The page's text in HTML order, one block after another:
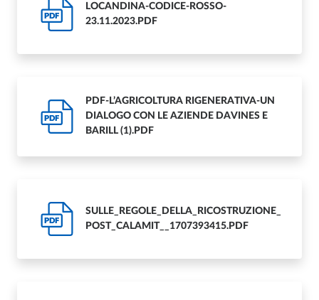
PDF
LOCANDINA-CODICE-ROSSO-
23.11.2023.PDF
PDF
PDF-L’AGRICOLTURA RIGENERATIVA-UN
DIALOGO CON LE AZIENDE DAVINES E
BARILL (1).PDF
PDF
SULLE_REGOLE_DELLA_RICOSTRUZIONE_
POST_CALAMIT__1707393415.PDF